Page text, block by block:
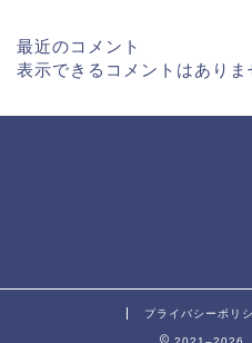
最近のコメント
表示できるコメントはありま
プライバシーポリ